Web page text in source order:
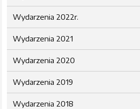
Wydarzenia 2022r.
Wydarzenia 2021
Wydarzenia 2020
Wydarzenia 2019
Wydarzenia 2018